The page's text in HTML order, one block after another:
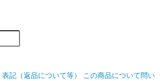
記（返品について等）
この商品について問い